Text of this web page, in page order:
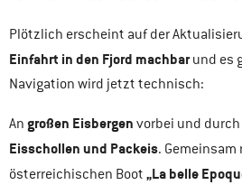
Plötzlich erscheint auf der
Einfahrt in den Fjord machbarund es
Navigation wird jetzt technisch:
An großen Eisbergen vorbei und
Eisschollen und Packeis. Gemeinsam
österreichischen Boot „La belle